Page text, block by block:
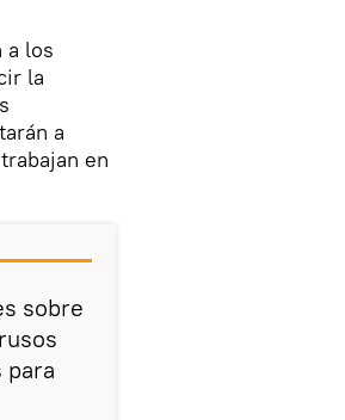
a los
la
a
en
sobre